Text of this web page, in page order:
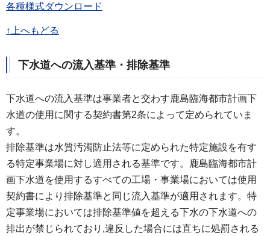
各種様式ダウンロード
↑上へもどる
下水道への流入基準・排除基準
下水道への流入基準は事業者と交わす鹿島臨海都市計画下
水道の使用に関する契約書第2条によって定められていま
す。
排除基準は水質汚濁防止法等に定められた特定施設を有す
る特定事業場に対し適用される基準です。鹿島臨海都市計
画下水道を使用するすべての工場・事業場においては使用
契約書により排除基準と同じ流入基準が適用されます。特
定事業場においては排除基準値を超える下水の下水道への
排出が禁じられており,違反した場合には直ちに処罰される